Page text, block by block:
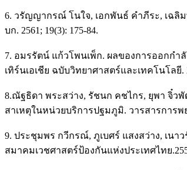
6. วรัญญากรณ์ โนใจ, เอกพันธ์ คำภีระ, เฉลิ
บก. 2561; 19(3): 175-84.
7. อมรรัตน์ แก้วโพนเพ็ก. ผลของการออกก
เทิร์นเอเชีย ฉบับวิทยาศาสตร์และเทคโนโลยี.
8.ณัฐธิดา พระสว่าง, รัชนก คชไกร, ยุพา จิ๋
สาเหตุในหน่วยบริการปฐมภูมิ. วารสารการพ
9. ประชุมพร กวีกรณ์, ภูเบศร์ แสงสว่าง, เน
สมาคมเวชศาสตร์ป้องกันแห่งประเทศไทย